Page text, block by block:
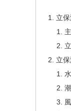
立
立